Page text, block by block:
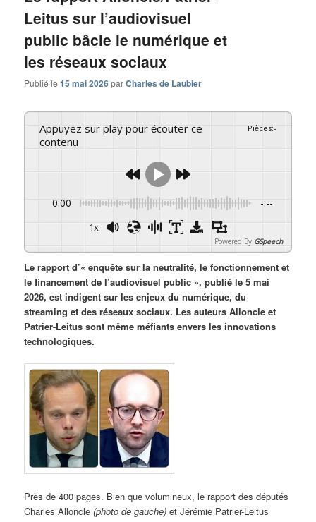
Leitus sur l’audiovisuel
public bâcle le numérique et
les réseaux sociaux
Publié le15 mai 2026parCharles de Laubier
Appuyez sur play pour écouter ce
contenu
Pièces:-
0:00 -:--
1x
Powered By GSpeech
Le rapport d’« enquête sur la neutralité, le fonctionnement et
le financement de l’audiovisuel public », publié le 5 mai
2026, est indigent sur les enjeux du numérique, du
streaming et des réseaux sociaux. Les auteurs Alloncle et
Patrier-Leitus sont même méfiants envers les innovations
technologiques.
Près de 400 pages. Bien que volumineux, le rapport des députés
Charles Alloncle(photo de gauche) et Jérémie Patrier-Leitus